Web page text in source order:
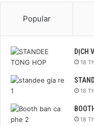
Popular
DỊCH
18
18
18